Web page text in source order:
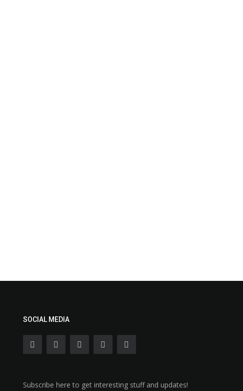
SOCIAL MEDIA
Subscribe here to get interesting stuff and updates!